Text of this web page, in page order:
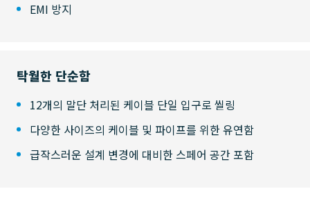
EMI 방지
탁월한 단순함
12개의 말단 처리된 케이블 단일 입구로 씰링
다양한 사이즈의 케이블 및 파이프를 위한 유연함
급작스러운 설계 변경에 대비한 스페어 공간 포함